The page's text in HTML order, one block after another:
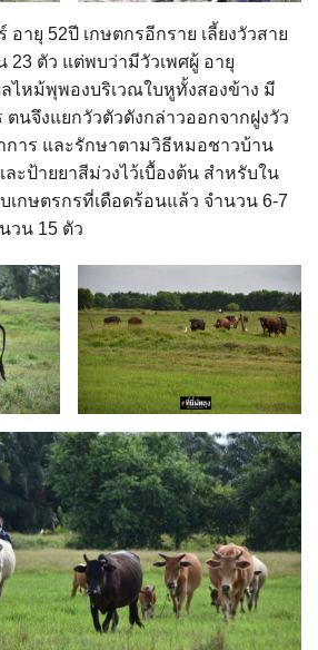
ายุ 52ปี เกษตกรอีกราย เลี้ยงวัวสาย
ตัว แต่พบว่ามีวัวเพศผู้ อายุ
ไหม้พุพองบริเวณใบหูทั้งสองข้าง มี
ตนจึงแยกวัวตัวดังกล่าวออกจากฝูงวัว
การ และรักษาตามวิธีหมอชาวบ้าน
ะป้ายยาสีม่วงไว้เบื้องต้น สำหรับใน
กษตรกรที่เดือดร้อนแล้ว จำนวน 6-7
วน 15 ตัว